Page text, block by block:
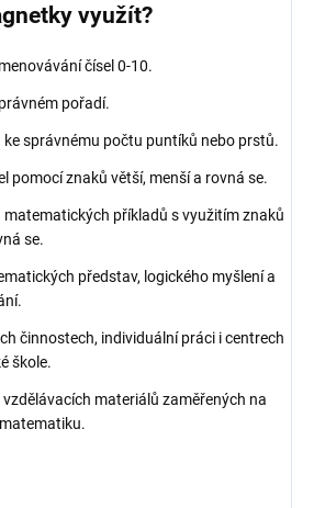
využít?
čísel 0-10.
pořadí.
ke správnému počtu puntíků nebo prstů.
pomocí znaků větší, menší a rovná se.
matematických příkladů s využitím znaků
se.
představ, logického myšlení a
činnostech, individuální práci i centrech
škole.
vzdělávacích materiálů zaměřených na